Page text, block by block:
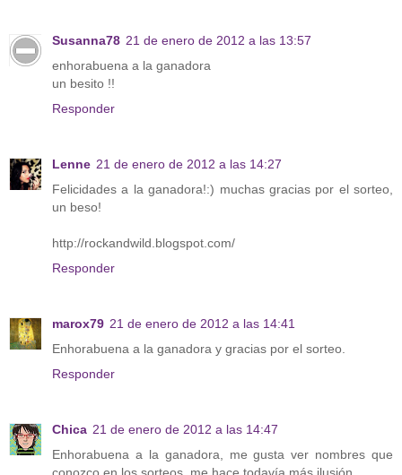
Susanna78 21 de enero de 2012 a las 13:57
enhorabuena a la ganadora
un besito !!
Responder
Lenne 21 de enero de 2012 a las 14:27
Felicidades a la ganadora!:) muchas gracias por el sorteo,
un beso!
http://rockandwild.blogspot.com/
Responder
marox79 21 de enero de 2012 a las 14:41
Enhorabuena a la ganadora y gracias por el sorteo.
Responder
Chica 21 de enero de 2012 a las 14:47
Enhorabuena a la ganadora, me gusta ver nombres que